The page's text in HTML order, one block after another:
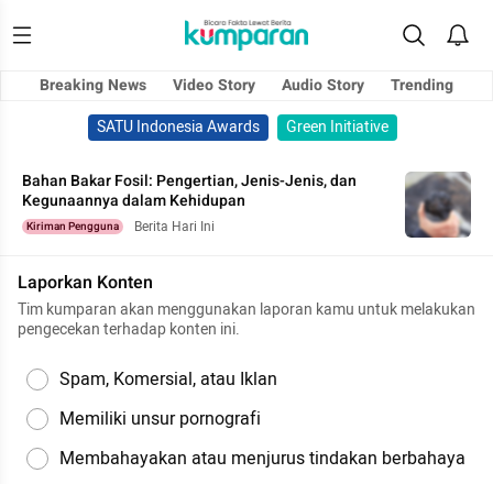
Breaking News Video Story Audio Story
Trending
SATU Indonesia Awards
Green Initiative
Bahan Bakar Fosil: Pengertian, Jenis-Jenis, dan
Kegunaannya dalam Kehidupan
Kiriman Pengguna Berita Hari Ini
Laporkan Konten
Tim kumparan akan menggunakan laporan kamu untuk melakukan
pengecekan terhadap konten ini.
Spam, Komersial, atau Iklan
Memiliki unsur pornografi
Membahayakan atau menjurus tindakan berbahaya